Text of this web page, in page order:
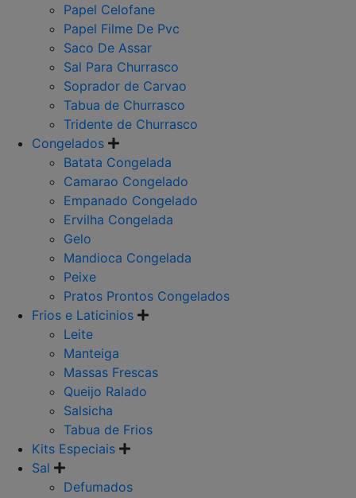
Papel Celofane
Papel Filme De Pvc
Saco De Assar
Sal Para Churrasco
Soprador de Carvao
Tabua de Churrasco
Tridente de Churrasco
Congelados
Batata Congelada
Camarao Congelado
Empanado Congelado
Ervilha Congelada
Gelo
Mandioca Congelada
Peixe
Pratos Prontos Congelados
Frios e Laticinios
Leite
Manteiga
Massas Frescas
Queijo Ralado
Salsicha
Tabua de Frios
Kits Especiais
Sal
Defumados